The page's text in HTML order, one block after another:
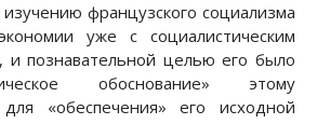
французского социализма
уже с социалистическим
и познавательной целью его было
обоснование» этому
«обеспечения» его исходной